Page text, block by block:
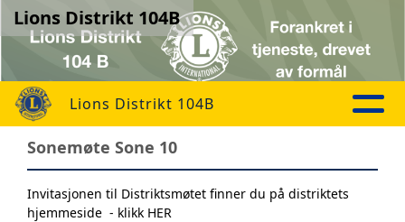
Lions Distrikt 104B
Lions Distrikt 104B
Sonemøte Sone 10
Invitasjonen til Distriktsmøtet finner du på distriktets
hjemmeside - klikk HER